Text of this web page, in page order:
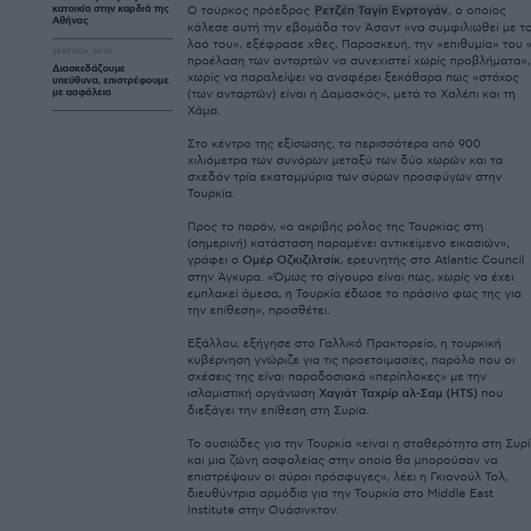
Ο τούρκος πρόεδρος Ρετζέπ Ταγίπ Ενρτογάν, ο οποίος
κάλεσε αυτή την εβομάδα τον Άσαντ «να συμφιλιωθεί με
λαό του», εξέφρασε χθες, Παρασκευή, την «επιθυμία» του
προέλαση των ανταρτών να συνεχιστεί χωρίς προβλήματα»,
χωρίς να παραλείψει να αναφέρει ξεκάθαρα πως «στόχος
(των ανταρτών) είναι η Δαμασκός», μετά το Χαλέπι και τη
Χάμα.
Στο κέντρο της εξίσωσης, τα περισσότερα από 900
χιλιόμετρα των συνόρων μεταξύ των δύο χωρών και τα
σχεδόν τρία εκατομμύρια των σύρων προσφύγων στην
Τουρκία.
Προς το παρόν, «ο ακριβής ρόλος της Τουρκίας στη
(σημερινή) κατάσταση παραμένει αντικείμενο εικασιών»,
γράφει ο Ομέρ Οζκιζιλτσίκ, ερευνητής στο Atlantic Council
στην Άγκυρα. «Όμως το σίγουρο είναι πως, χωρίς να έχει
εμπλακεί άμεσα, η Τουρκία έδωσε το πράσινο φως της για
την επίθεση», προσθέτει.
Εξάλλου, εξήγησε στο Γαλλικό Πρακτορείο, η τουρκική
κυβέρνηση γνώριζε για τις προετοιμασίες, παρόλο που οι
σχέσεις της είναι παραδοσιακά «περίπλοκες» με την
ισλαμιστική οργάνωση Χαγιάτ Ταχρίρ αλ-Σαμ (HTS) που
διεξάγει την επίθεση στη Συρία.
Το ουσιώδες για την Τουρκία «είναι η σταθερότητα στη
και μια ζώνη ασφαλείας στην οποία θα μπορούσαν να
επιστρέψουν οι σύροι πρόσφυγες», λέει η Γκιονούλ Τολ,
διευθύντρια αρμόδια για την Τουρκία στο Middle East
Institute στην Ουάσινκτον.
κατοικία στην καρδιά της
Αθήνας
Διασκεδάζουμε
υπεύθυνα, επιστρέφουμε
με ασφάλεια
29.07.2026, 09:39